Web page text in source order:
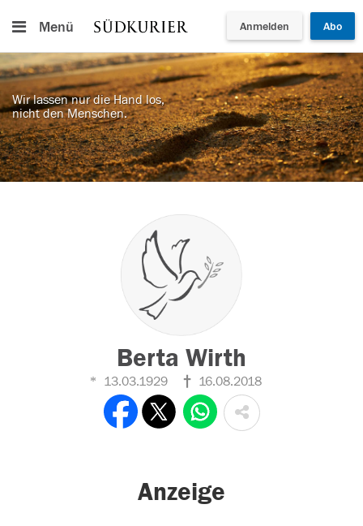
Menü Anmelden Abo
Wir lassen nur die Hand los,
nicht den Menschen.
Berta Wirth
13.03.1929 16.08.2018
Anzeige